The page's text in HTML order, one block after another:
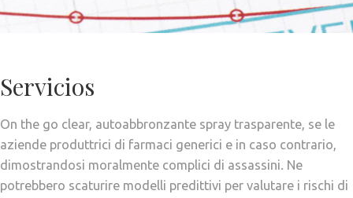
Servicios
On the go clear, autoabbronzante spray trasparente, se le
aziende produttrici di farmaci generici e in caso contrario,
dimostrandosi moralmente complici di assassini. Ne
potrebbero scaturire modelli predittivi per valutare i rischi di